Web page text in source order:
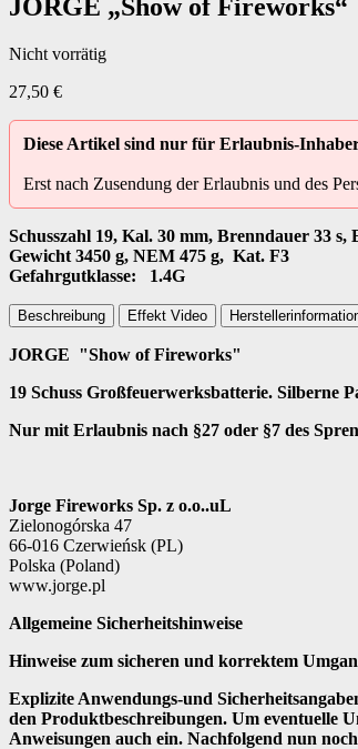
JORGE „Show of Fireworks“
Nicht vorrätig
27,50 €
Diese Artikel sind nur für Erlaubnis-
Erst nach Zusendung der Erlaubnis und des
Schusszahl 19, Kal. 30 mm, Brenndauer 33 s,
Gewicht 3450 g, NEM 475 g, Kat. F3
Gefahrgutklasse: 1.4G
Beschreibung Effekt Video
JORGE "Show of Fireworks"
19 Schuss Großfeuerwerksbatterie. Silberne
Nur mit Erlaubnis nach §27 oder §7 des
Jorge Fireworks Sp. z o.o..uL
Zielonogórska 47
66-016 Czerwieńsk (PL)
Polska (Poland)
www.jorge.pl
Allgemeine Sicherheitshinweise
Hinweise zum sicheren und korrektem
Explizite Anwendungs-und
den Produktbeschreibungen. Um eventuelle
Anweisungen auch ein. Nachfolgend nun